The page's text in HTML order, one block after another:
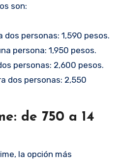
son:
dos personas: 1,590 pesos.
persona: 1,950 pesos.
personas: 2,600 pesos.
dos personas: 2,550
de 750 a 14
la opción más